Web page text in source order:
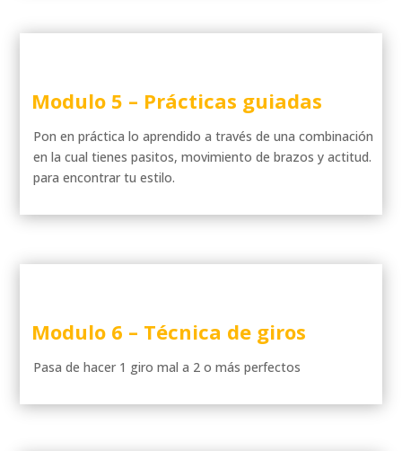
Modulo 5 – Prácticas guiadas
Pon en práctica lo aprendido a través de una combinación
en la cual tienes pasitos, movimiento de brazos y actitud.
para encontrar tu estilo.
Modulo 6 – Técnica de giros
Pasa de hacer 1 giro mal a 2 o más perfectos